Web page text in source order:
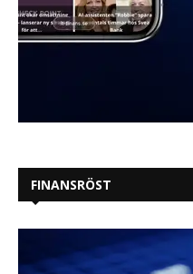
FINANSRÖST